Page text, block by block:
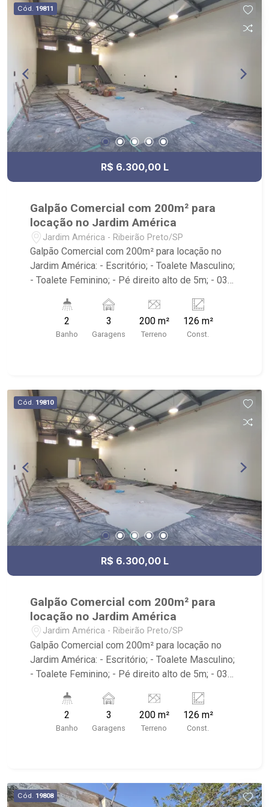
próximo à Verace Pizza, São Francisco Nais
Saúde e Hospital Ribeirânia.
ao Ribeirão Shopping, Unip, Novo mercadão e
Verace Pizza.
Cód. 19811
R$ 6.300,00 L
Galpão Comercial com 200m² para
locação no Jardim América
Jardim América - Ribeirão Preto/SP
Galpão Comercial com 200m² para locação no
Jardim América: - Escritório; - Toalete Masculino;
- Toalete Feminino; - Pé direito alto de 5m; - 03
Portugal, Av. Nove de Julho, Oba Hortifruti,
Habib`s e McDonald`s.
2
Banho
3
Garagens
200 m²
Terreno
126 m²
Const.
Cód. 19810
R$ 6.300,00 L
Galpão Comercial com 200m² para
locação no Jardim América
Jardim América - Ribeirão Preto/SP
Galpão Comercial com 200m² para locação no
Jardim América: - Escritório; - Toalete Masculino;
- Toalete Feminino; - Pé direito alto de 5m; - 03
Portugal, Av. Nove de Julho, Oba Hortifruti,
Habib`s e McDonald`s.
2
Banho
3
Garagens
200 m²
Terreno
126 m²
Const.
Cód. 19808